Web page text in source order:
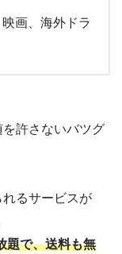
映画、海外ドラ
許さないバツグ
るサービスが
題で、送料も無